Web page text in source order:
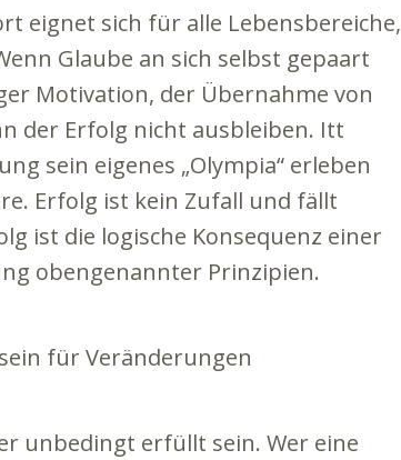
eignet sich für alle Lebensbereiche,
Glaube an sich selbst gepaart
Motivation, der Übernahme von
der Erfolg nicht ausbleiben. Itt
sein eigenes „Olympia“ erleben
Erfolg ist kein Zufall und fällt
ist die logische Konsequenz einer
obengenannter Prinzipien.
für Veränderungen
unbedingt erfüllt sein. Wer eine